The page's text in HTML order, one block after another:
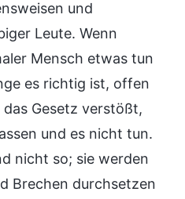
und
Leute. Wenn
Mensch etwas tun
es richtig ist, offen
Gesetz verstößt,
und es nicht tun.
nicht so; sie werden
Brechen durchsetzen